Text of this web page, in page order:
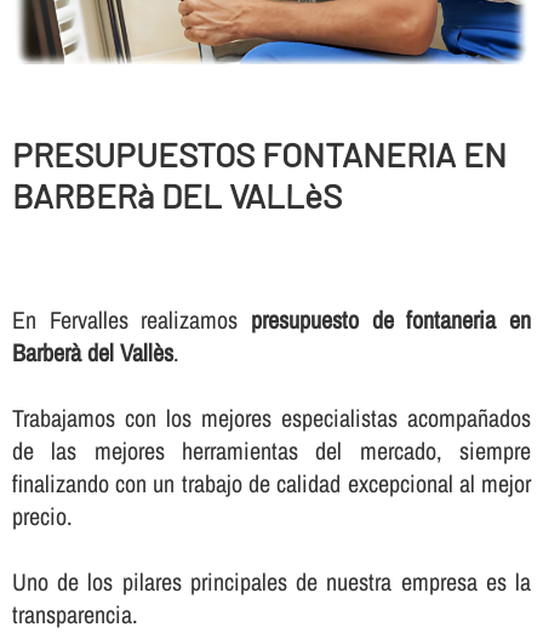
PRESUPUESTOS FONTANERIA EN
BARBERà DEL VALLèS
En Fervalles realizamos presupuesto de fontaneria en
Barberà del Vallès.
Trabajamos con los mejores especialistas acompañados
de las mejores herramientas del mercado, siempre
finalizando con un trabajo de calidad excepcional al mejor
precio.
Uno de los pilares principales de nuestra empresa es la
transparencia.